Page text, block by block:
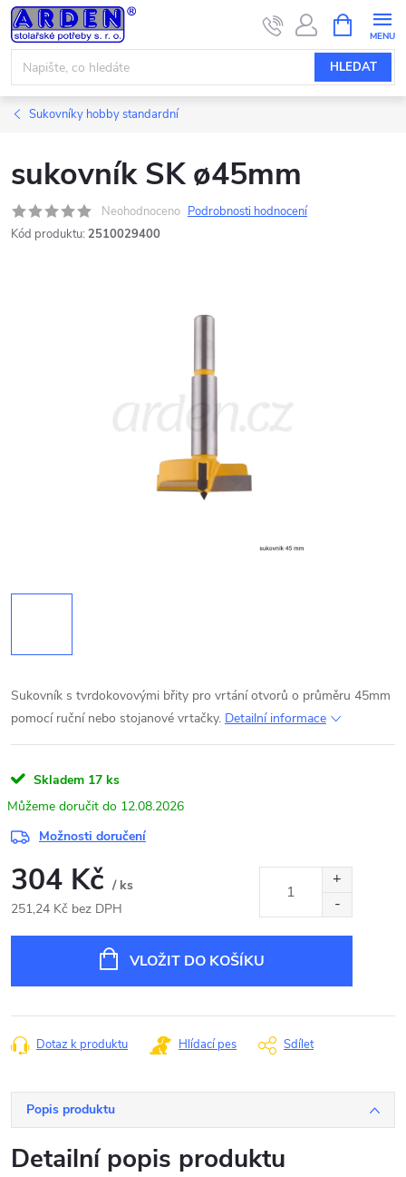
Přejít
na
obsah
HLEDAT
NÁKUPNÍ
KOŠÍK
Sukovníky hobby standardní
sukovník SK ø45mm
Neohodnoceno Podrobnosti hodnocení
Kód produktu: 2510029400
Sukovník s tvrdokovovými břity pro vrtání otvorů o průměru 45mm
pomocí ruční nebo stojanové vrtačky. Detailní informace
Skladem 17 ks
12.08.2026
Možnosti doručení
304 Kč / ks
251,24 Kč bez DPH
VLOŽIT DO KOŠÍKU
Dotaz k produktu Hlídací pes Sdílet
Popis produktu
Detailní popis produktu